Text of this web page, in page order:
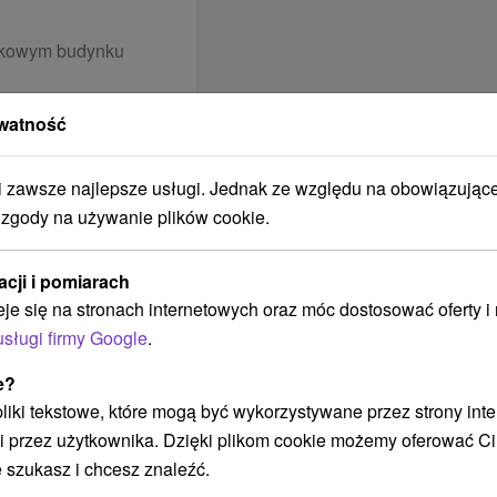
budynku
piwa, wina,
zgodnie z ofertą
i 2-godz. wstęp na
otwarcia
piwa, wina,
zgodnie z ofertą
Strand
ma charakter
w budynku, a
domček, catering
najlepsze usługi. Jednak ze względu na
na używanie plików cookie.
i pomiarach
się na stronach internetowych oraz móc dostosować oferty i
firmy Google.
tekstowe, które mogą być wykorzystywane przez strony
przez użytkownika. Dzięki plikom cookie możemy oferować
i chcesz znaleźć.